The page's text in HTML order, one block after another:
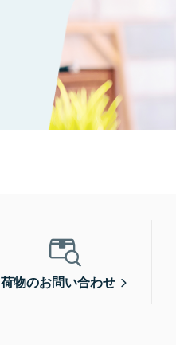
荷物のお問い合わせ